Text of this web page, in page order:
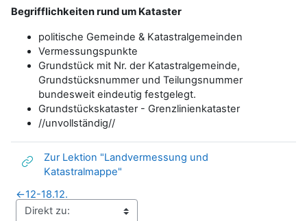
Begrifflichkeiten rund um Kataster
politische Gemeinde & Katastralgemeinden
Vermessungspunkte
Grundstück mit Nr. der Katastralgemeinde,
Grundstücksnummer und Teilungsnummer
bundesweit eindeutig festgelegt.
Grundstückskataster - Grenzlinienkataster
//unvollständig//
Zur Lektion "Landvermessung und
Katastralmappe"
←12-18.12.